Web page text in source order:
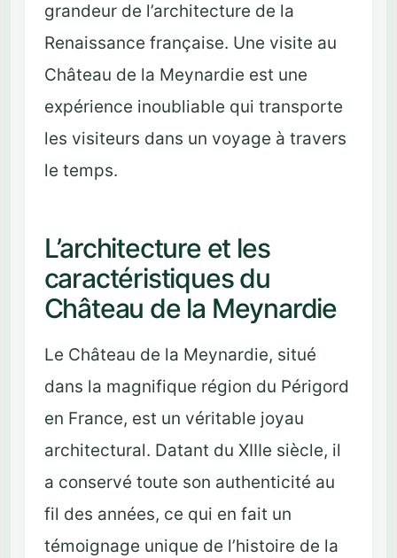
grandeur de l’architecture de la
Renaissance française. Une visite au
Château de la Meynardie est une
expérience inoubliable qui transporte
les visiteurs dans un voyage à travers
le temps.
L’architecture et les
caractéristiques du
Château de la Meynardie
Le Château de la Meynardie, situé
dans la magnifique région du Périgord
en France, est un véritable joyau
architectural. Datant du XIIIe siècle, il
a conservé toute son authenticité au
fil des années, ce qui en fait un
témoignage unique de l’histoire de la